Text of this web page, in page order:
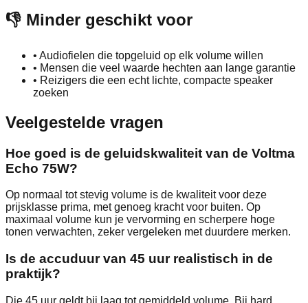
👎 Minder geschikt voor
• Audiofielen die topgeluid op elk volume willen
• Mensen die veel waarde hechten aan lange garantie
• Reizigers die een echt lichte, compacte speaker
zoeken
Veelgestelde vragen
Hoe goed is de geluidskwaliteit van de Voltma
Echo 75W?
Op normaal tot stevig volume is de kwaliteit voor deze
prijsklasse prima, met genoeg kracht voor buiten. Op
maximaal volume kun je vervorming en scherpere hoge
tonen verwachten, zeker vergeleken met duurdere merken.
Is de accuduur van 45 uur realistisch in de
praktijk?
Die 45 uur geldt bij laag tot gemiddeld volume. Bij hard